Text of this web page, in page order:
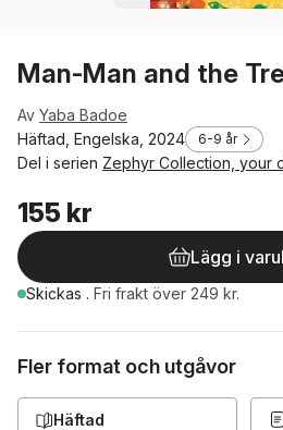
Man-Man and the
Av Yaba Badoe
Häftad, Engelska, 2024
6-9 år
Del i serien Zephyr Collection, your
155 kr
Lägg i
Skickas . Fri frakt över 249 kr.
Fler format och utgåvor
Häftad